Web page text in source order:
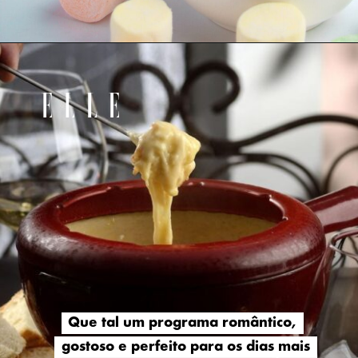
Que tal um programa romântico,
gostoso e perfeito para os dias mais
Que tal um programa romântico,
gostoso e perfeito para os dias mais